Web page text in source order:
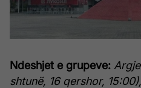
Ndeshjet e grupeve:
shtunë, 16 qershor,